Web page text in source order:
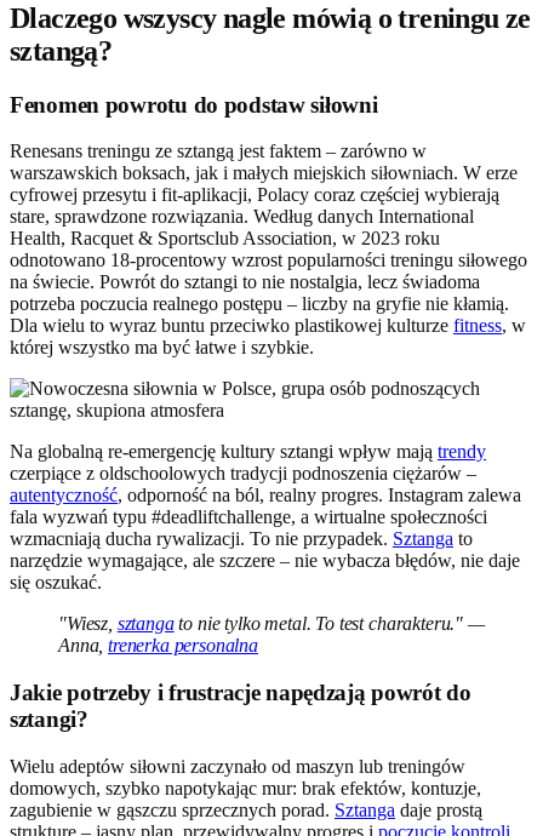
Dlaczego wszyscy nagle mówią o treningu ze
sztangą?
Fenomen powrotu do podstaw siłowni
Renesans treningu ze sztangą jest faktem – zarówno w
warszawskich boksach, jak i małych miejskich siłowniach. W erze
cyfrowej przesytu i fit-aplikacji, Polacy coraz częściej wybierają
stare, sprawdzone rozwiązania. Według danych International
Health, Racquet & Sportsclub Association, w 2023 roku
odnotowano 18-procentowy wzrost popularności treningu siłowego
na świecie. Powrót do sztangi to nie nostalgia, lecz świadoma
potrzeba poczucia realnego postępu – liczby na gryfie nie kłamią.
Dla wielu to wyraz buntu przeciwko plastikowej kulturze fitness, w
której wszystko ma być łatwe i szybkie.
Na globalną re-emergencję kultury sztangi wpływ mają trendy
czerpiące z oldschoolowych tradycji podnoszenia ciężarów –
autentyczność, odporność na ból, realny progres. Instagram zalewa
fala wyzwań typu #deadliftchallenge, a wirtualne społeczności
wzmacniają ducha rywalizacji. To nie przypadek. Sztanga to
narzędzie wymagające, ale szczere – nie wybacza błędów, nie daje
się oszukać.
"Wiesz, sztangato nie tylko metal. To test charakteru." —
Anna,trenerka personalna
Jakie potrzeby i frustracje napędzają powrót do
sztangi?
Wielu adeptów siłowni zaczynało od maszyn lub treningów
domowych, szybko napotykając mur: brak efektów, kontuzje,
zagubienie w gąszczu sprzecznych porad. Sztanga daje prostą
strukturę – jasny plan, przewidywalny progres i poczucie kontroli